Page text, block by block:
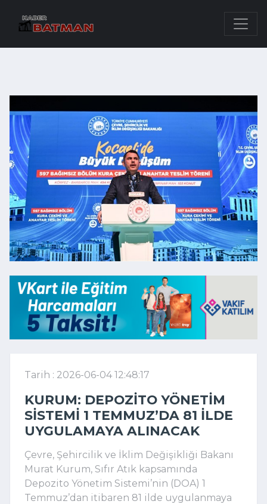
Tarih : 2026-06-04 12:48:17
KURUM: DEPOZITO YÖNETIM
SISTEMI 1 TEMMUZ’DA 81 ILDE
UYGULAMAYA ALINACAK
Çevre, Şehircilik ve İklim Değişikliği Bakanı
Murat Kurum, Sıfır Atık kapsamında
Depozito Yönetim Sistemi’nin (DOA) 1
Temmuz’dan itibaren 81 ilde uygulanmaya